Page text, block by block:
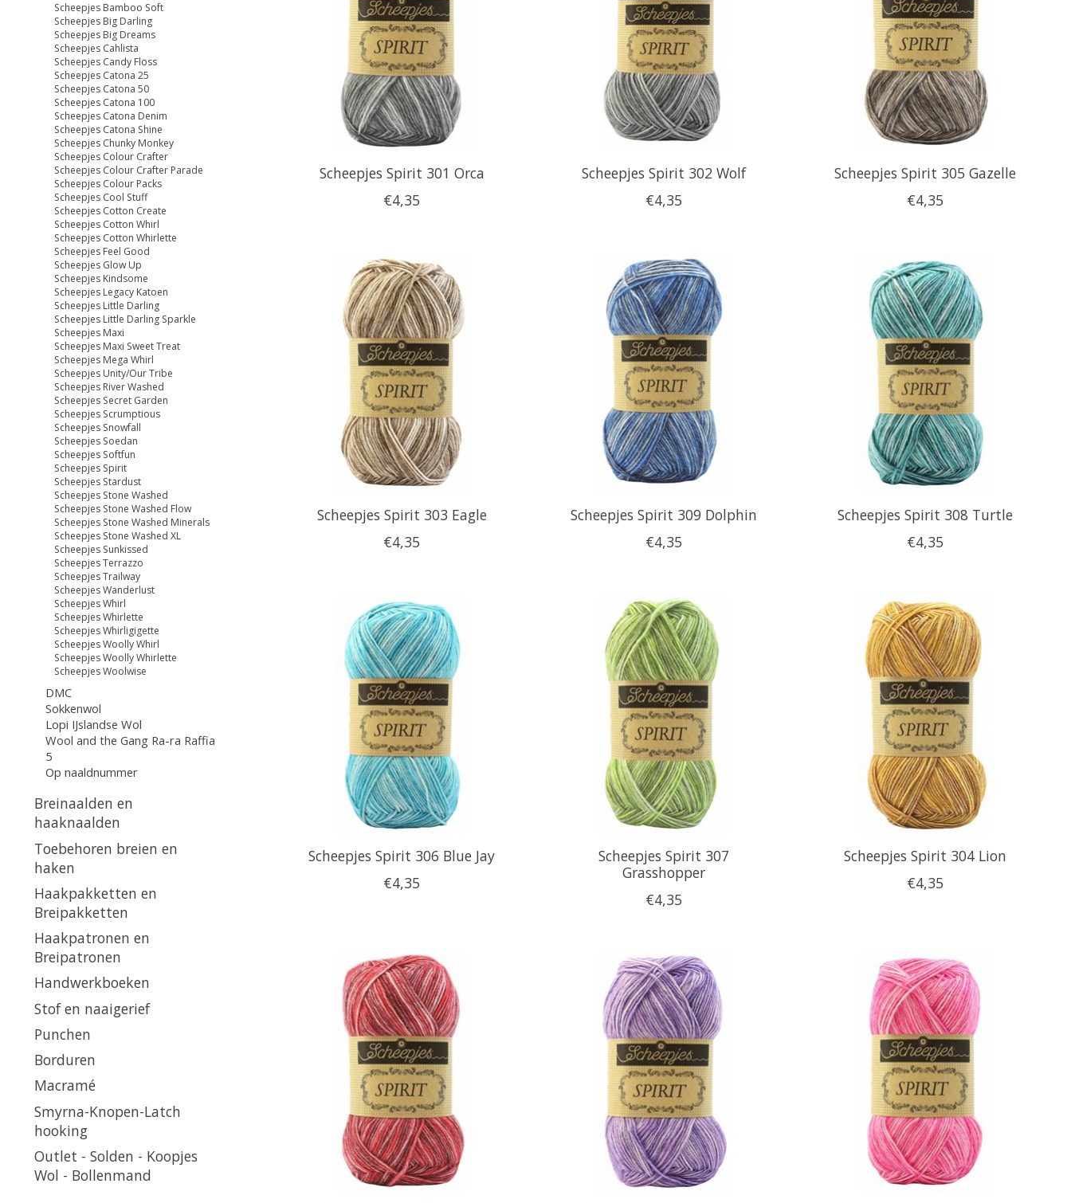
Scheepjes Bamboo Soft
Scheepjes Big Darling
Scheepjes Big Dreams
Scheepjes Cahlista
Scheepjes Candy Floss
Scheepjes Catona 25
Scheepjes Catona 50
Scheepjes Catona 100
Scheepjes Catona Denim
Scheepjes Catona Shine
Scheepjes Chunky Monkey
Scheepjes Colour Crafter
Scheepjes Colour Crafter Parade
Scheepjes Colour Packs
Scheepjes Cool Stuff
Scheepjes Cotton Create
Scheepjes Cotton Whirl
Scheepjes Cotton Whirlette
Scheepjes Feel Good
Scheepjes Glow Up
Scheepjes Kindsome
Scheepjes Legacy Katoen
Scheepjes Little Darling
Scheepjes Little Darling Sparkle
Scheepjes Maxi
Scheepjes Maxi Sweet Treat
Scheepjes Mega Whirl
Scheepjes Unity/Our Tribe
Scheepjes River Washed
Scheepjes Secret Garden
Scheepjes Scrumptious
Scheepjes Snowfall
Scheepjes Soedan
Scheepjes Softfun
Scheepjes Spirit
Scheepjes Stardust
Scheepjes Stone Washed
Scheepjes Stone Washed Flow
Scheepjes Stone Washed Minerals
Scheepjes Stone Washed XL
Scheepjes Sunkissed
Scheepjes Terrazzo
Scheepjes Trailway
Scheepjes Wanderlust
Scheepjes Whirl
Scheepjes Whirlette
Scheepjes Whirligigette
Scheepjes Woolly Whirl
Scheepjes Woolly Whirlette
Scheepjes Woolwise
DMC
Sokkenwol
Lopi IJslandse Wol
Wool and the Gang Ra-ra Raffia
5
Op naaldnummer
Breinaalden en
haaknaalden
Toebehoren breien en
haken
Haakpakketten en
Breipakketten
Haakpatronen en
Breipatronen
Handwerkboeken
Stof en naaigerief
Punchen
Borduren
Macramé
Smyrna-Knopen-Latch
hooking
Outlet - Solden - Koopjes
Wol - Bollenmand
Scheepjes Spirit 301 Orca
€4,35
Scheepjes Spirit 302 Wolf
€4,35
Scheepjes Spirit 305 Gazelle
€4,35
Scheepjes Spirit 303 Eagle
€4,35
Scheepjes Spirit 309 Dolphin
€4,35
Scheepjes Spirit 308 Turtle
€4,35
Scheepjes Spirit 306 Blue Jay
€4,35
Scheepjes Spirit 307
Grasshopper
€4,35
Scheepjes Spirit 304 Lion
€4,35